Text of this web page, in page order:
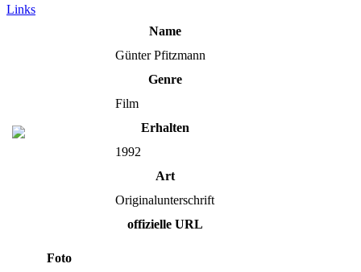
Links
Name
Günter Pfitzmann
Genre
Film
Erhalten
1992
Art
Originalunterschrift
offizielle URL
Foto